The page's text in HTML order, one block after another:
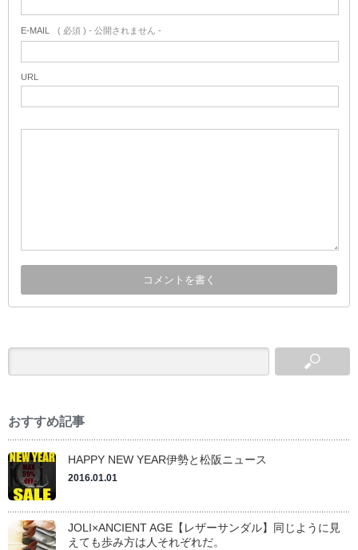
E-MAIL ( 必須 ) - 公開されません -
URL
おすすめ記事
HAPPY NEW YEAR伊勢と松阪ニュース
2016.01.01
JOLI×ANCIENT AGE【レザーサンダル】同じように見
えても歩み方は人それぞれだ。